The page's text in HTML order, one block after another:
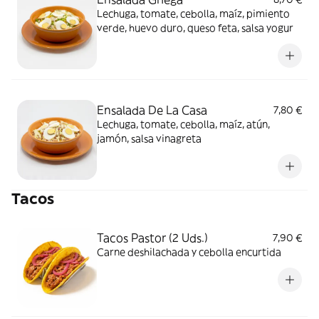
Lechuga, tomate, cebolla, maíz, pimiento
verde, huevo duro, queso feta, salsa yogur
Ensalada De La Casa
7,80 €
Lechuga, tomate, cebolla, maíz, atún,
jamón, salsa vinagreta
Tacos
Tacos Pastor (2 Uds.)
7,90 €
Carne deshilachada y cebolla encurtida